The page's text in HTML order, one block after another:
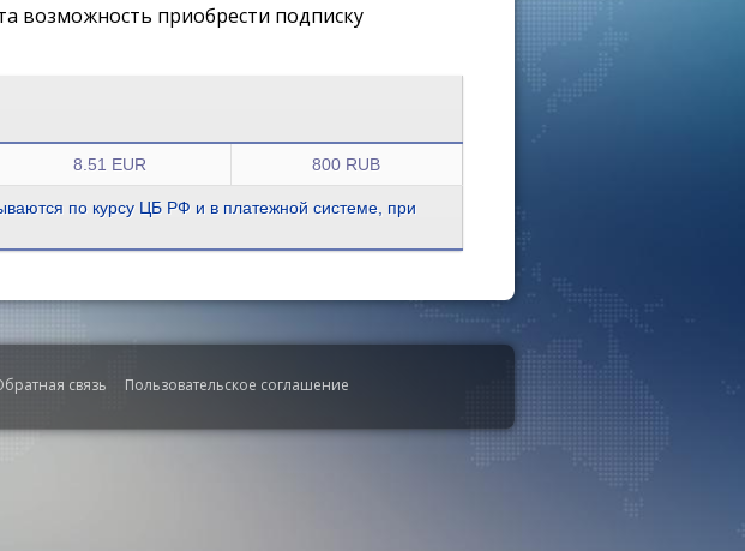
возможность приобрести подписку
8.51 EUR 800 RUB
по курсу ЦБ РФ и в платежной системе, при
связь Пользовательское соглашение